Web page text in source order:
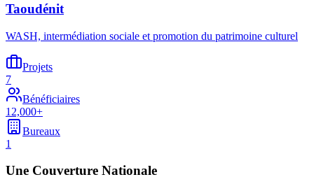
Taoudénit
WASH, intermédiation sociale et promotion du patrimoine culturel
Projets
7
Bénéficiaires
12,000+
Bureaux
1
Une Couverture Nationale